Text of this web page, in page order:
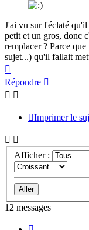
J'ai vu sur l'éclaté
petit et un gros, donc
remplacer ? Parce
sujet...) qu'il fallait
Répondre
Imprimer le
Afficher :
12 messages